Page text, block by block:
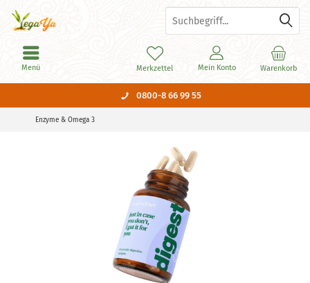
0800-8 66 99 55
Warenkorb
Merkzettel Mein Konto
Menü
Enzyme & Omega 3